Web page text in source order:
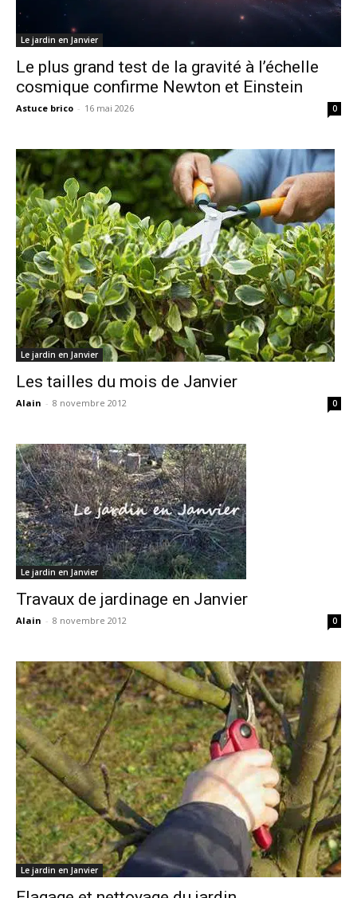
Le jardin en Janvier
Le plus grand test de la gravité à l’échelle
cosmique confirme Newton et Einstein
Astuce brico - 16 mai 2026 0
Le jardin en Janvier
Les tailles du mois de Janvier
Alain - 8 novembre 2012 0
Le jardin en Janvier
Travaux de jardinage en Janvier
Alain - 8 novembre 2012 0
Le jardin en Janvier